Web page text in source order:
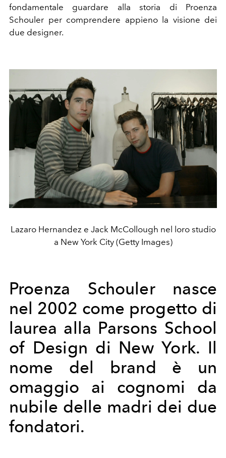
fondamentale guardare alla storia di Proenza
Schouler per comprendere appieno la visione dei
due designer.
Lazaro Hernandez e Jack McCollough nel loro studio
a New York City (Getty Images)
Proenza Schouler nasce
nel 2002 come progetto di
laurea alla Parsons School
of Design di New York. Il
nome del brand è un
omaggio ai cognomi da
nubile delle madri dei due
fondatori.